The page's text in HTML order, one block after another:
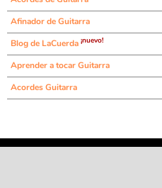
Afinador de Guitarra
Blog de LaCuerda ¡nuevo!
Aprender a tocar Guitarra
Acordes Guitarra